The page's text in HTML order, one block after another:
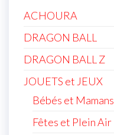
ACHOURA
DRAGON BALL
DRAGON BALL Z
JOUETS et JEUX
Bébés et Mamans
Fêtes et Plein Air